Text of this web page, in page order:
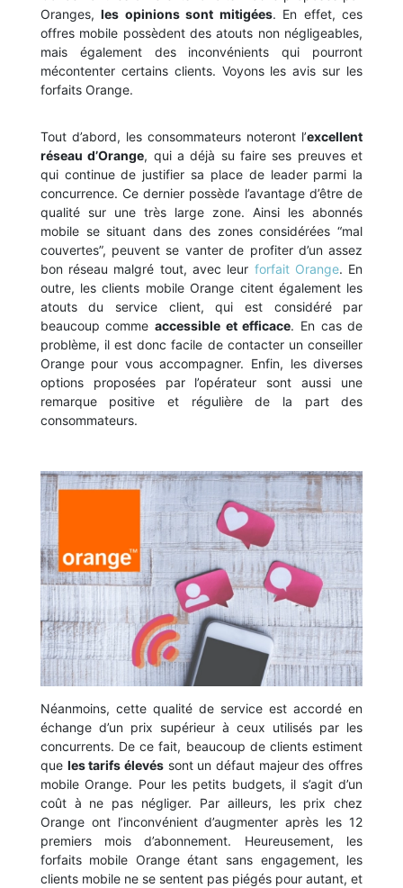
Oranges,les opinions sont mitigées. En effet, ces
offres mobile possèdent des atouts non négligeables,
mais également des inconvénients qui pourront
mécontenter certains clients. Voyons les avis sur les
forfaits Orange.
Tout d’abord, les consommateurs noteront l’excellent
réseau d’Orange, qui a déjà su faire ses preuves et
qui continue de justifier sa place de leader parmi la
concurrence. Ce dernier possède l’avantage d’être de
qualité sur une très large zone. Ainsi les abonnés
mobile se situant dans des zones considérées “mal
couvertes”, peuvent se vanter de profiter d’un assez
bon réseau malgré tout, avec leur forfait Orange. En
outre, les clients mobile Orange citent également les
atouts du service client, qui est considéré par
beaucoup commeaccessible et efficace. En cas de
problème, il est donc facile de contacter un conseiller
Orange pour vous accompagner. Enfin, les diverses
options proposées par l’opérateur sont aussi une
remarque positive et régulière de la part des
consommateurs.
Néanmoins, cette qualité de service est accordé en
échange d’un prix supérieur à ceux utilisés par les
concurrents. De ce fait, beaucoup de clients estiment
que les tarifs élevéssont un défaut majeur des offres
mobile Orange. Pour les petits budgets, il s’agit d’un
coût à ne pas négliger. Par ailleurs, les prix chez
Orange ont l’inconvénient d’augmenter après les 12
premiers mois d’abonnement. Heureusement, les
forfaits mobile Orange étant sans engagement, les
clients mobile ne se sentent pas piégés pour autant, et